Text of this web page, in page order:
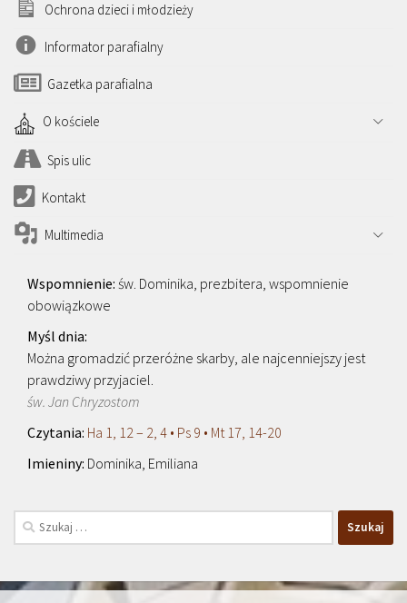
Ochrona dzieci i młodzieży
Informator parafialny
Gazetka parafialna
O kościele
Spis ulic
Kontakt
Multimedia
św. Dominika, prezbitera, wspomnienie
obowiązkowe
Można gromadzić przeróżne skarby, ale najcenniejszy jest
prawdziwy przyjaciel.
św. Jan Chryzostom
Ha 1, 12 – 2, 4 • Ps 9 • Mt 17, 14-20
Dominika, Emiliana
Szukaj: